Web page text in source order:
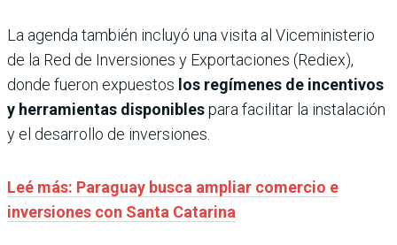
La agenda también incluyó una visita al Viceministerio
de la Red de Inversiones y Exportaciones (Rediex),
donde fueron expuestos los regímenes de incentivos
y herramientas disponiblespara facilitar la instalación
y el desarrollo de inversiones.
Leé más: Paraguay busca ampliar comercio e
inversiones con Santa Catarina